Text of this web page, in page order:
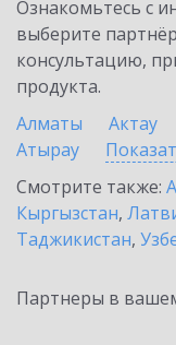
Ознакомьтесь с
выберите
консультацию,
продукта.
Алматы
Актау
Атырау
Смотрите также:
Кыргызстан,
Таджикистан,
Партнеры в